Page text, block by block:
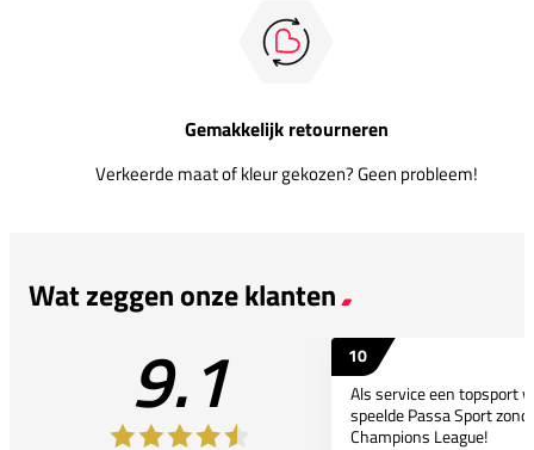
Gemakkelijk retourneren
Verkeerde maat of kleur gekozen? Geen probleem!
Wat zeggen onze klanten
9.1
10
Als service een topsport
speelde Passa Sport
Champions League!